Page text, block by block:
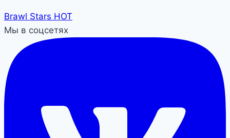
Brawl Stars HOT
Мы в соцсетях